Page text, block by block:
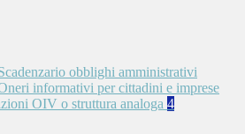
obblighi amministrativi
informativi per cittadini e imprese
OIV o struttura analoga 4